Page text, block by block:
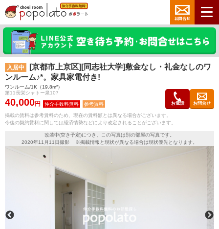
入居中
[京都市上京区][同志社大学]敷金なし・礼金なしのワ
ンルーム♪*。家具家電付き!
ワンルーム/1K（19.8m²）
第11長栄シャトー泉107
40,000円 参考賃料 お電話 お問合せ
掲載の賃料は参考賃料のため、現在の賃料額とは異なる場合がございます。
今後の契約賃料に関しては経済情勢などにより改定されることがございます。
改装中(空き予定)につき、この写真は別の部屋の写真です。
2020年11月11日撮影 ※掲載情報と現状が異なる場合は現状優先となります。